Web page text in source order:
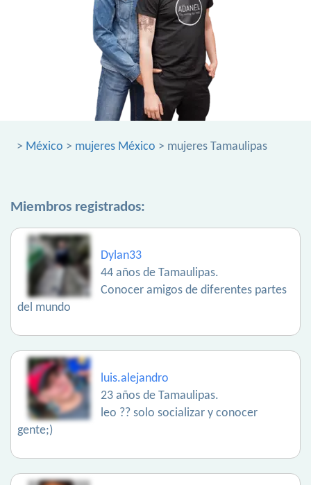
> México > mujeres México > mujeres Tamaulipas
Miembros registrados:
Dylan33
44 años de Tamaulipas.
Conocer amigos de diferentes partes
del mundo
luis.alejandro
23 años de Tamaulipas.
leo ?? solo socializar y conocer
gente;)